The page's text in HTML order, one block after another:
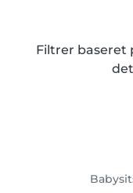
Filtrer baseret